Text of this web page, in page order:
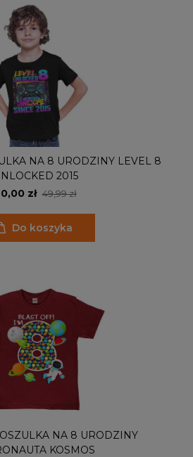
NA 8 URODZINY LEVEL 8
2015
zł 49,99 zł
Do koszyka
NA 8 URODZINY
KOSMOS